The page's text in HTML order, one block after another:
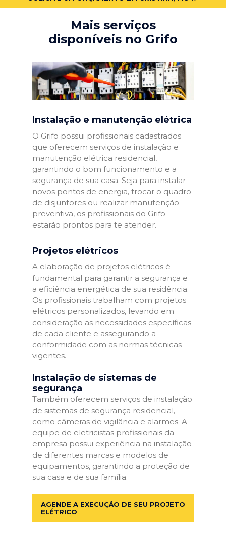
Mais serviços
disponíveis no Grifo
Instalação e manutenção elétrica
O Grifo possui profissionais cadastrados
que oferecem serviços de instalação e
manutenção elétrica residencial,
garantindo o bom funcionamento e a
segurança de sua casa. Seja para instalar
novos pontos de energia, trocar o quadro
de disjuntores ou realizar manutenção
preventiva, os profissionais do Grifo
estarão prontos para te atender.
Projetos elétricos
A elaboração de projetos elétricos é
fundamental para garantir a segurança e
a eficiência energética de sua residência.
Os profissionais trabalham com projetos
elétricos personalizados, levando em
consideração as necessidades específicas
de cada cliente e assegurando a
conformidade com as normas técnicas
vigentes.
Instalação de sistemas de
segurança
Também oferecem serviços de instalação
de sistemas de segurança residencial,
como câmeras de vigilância e alarmes. A
equipe de eletricistas profissionais da
empresa possui experiência na instalação
de diferentes marcas e modelos de
equipamentos, garantindo a proteção de
sua casa e de sua família.
AGENDE A EXECUÇÃO DE SEU PROJETO
ELÉTRICO